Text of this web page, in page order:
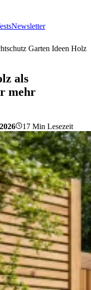
Newsletter
Garten Ideen Holz
als
mehr
17 Min Lesezeit